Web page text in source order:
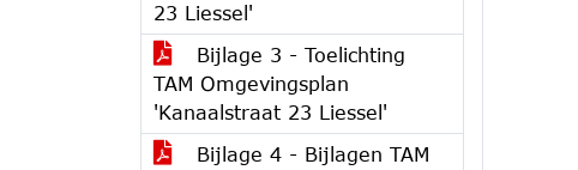
23 Liessel'
Bijlage 3 - Toelichting
TAM Omgevingsplan
'Kanaalstraat 23 Liessel'
Bijlage 4 - Bijlagen TAM